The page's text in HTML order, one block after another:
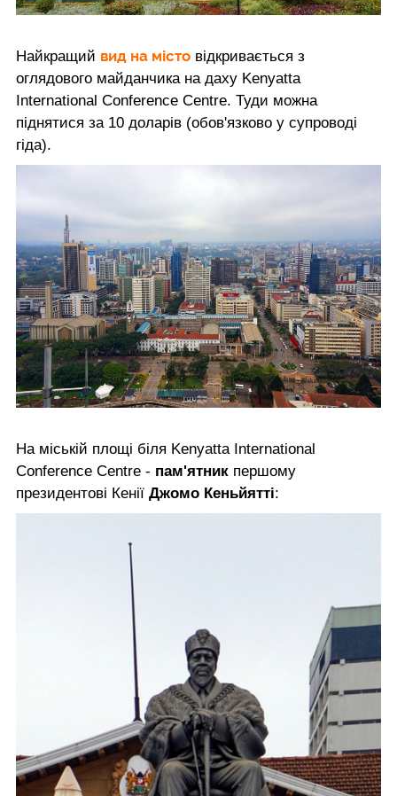
Найкращий вид на місто відкривається з
оглядового майданчика на даху Kenyatta
International Conference Centre. Туди можна
піднятися за 10 доларів (обов'язково у супроводі
гіда).
На міській площі біля Kenyatta International
Conference Centre - пам'ятник першому
президентові Кенії Джомо Кеньйятті: